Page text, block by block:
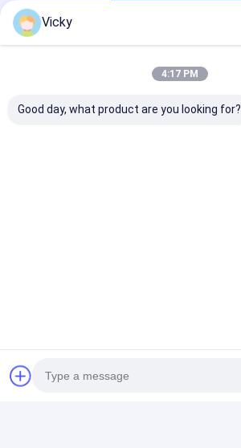
Produits Recommandés
Plan du site
Vicky
4:17 PM
Good day, what product are you looking for?